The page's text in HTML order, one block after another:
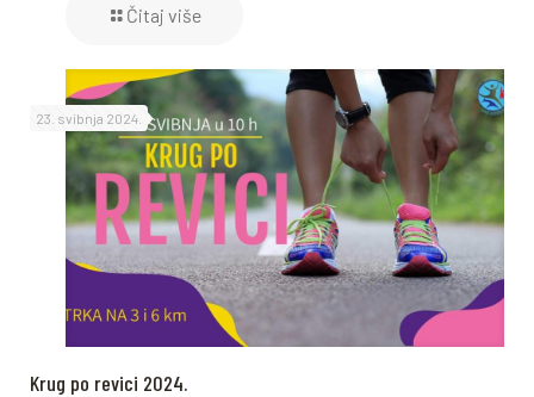
Čitaj više
23. svibnja 2024.
Krug po revici 2024.